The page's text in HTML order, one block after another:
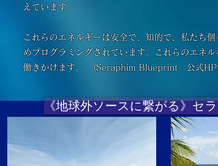
えています。
これらのエネルギーは安全で、知的で、私たち
めプログラミングされています。これらのエネ
働きかけます。 (Seraphim Blueprint 公式HP
《地球外ソースに繋がる》セ